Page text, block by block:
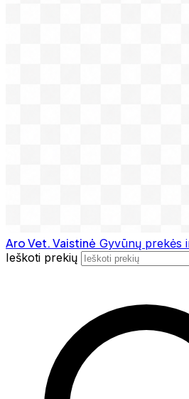
Aro Vet. Vaistinė Gyvūnų prekės
Ieškoti prekių